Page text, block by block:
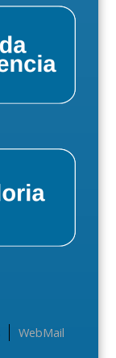
WebMail